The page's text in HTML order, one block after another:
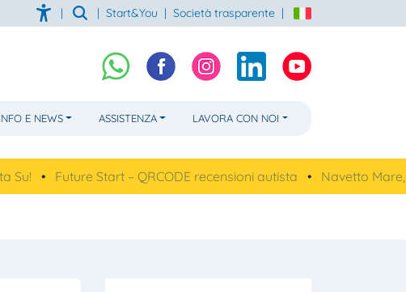
| | Start&You | Società trasparente |
INFO E NEWS ASSISTENZA LAVORA CON NOI
Future Start – QRCODE recensioni autista • Navetto Mare, linea 67